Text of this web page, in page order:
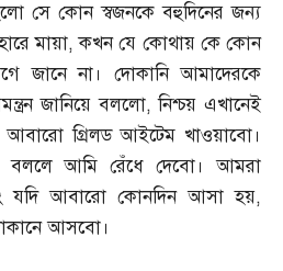
সে কোন স্বজনকে বহুদিনের জন্য
মায়া,কখন যে কোথায় কে কোন
জানে না। দোকানি আমাদেরকে
জানিয়ে বললো,নিশ্চয় এখানেই
গ্রিলড আইটেম খাওয়াবো।
বললে আমি রেঁধে দেবো। আমরা
যদি আবারো কোনদিন আসা হয়,
আসবো।